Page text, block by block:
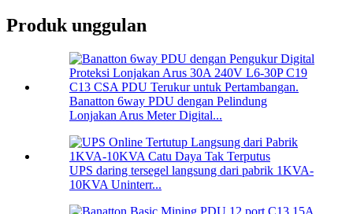
Produk unggulan
Banatton 6way PDU dengan Pelindung
Lonjakan Arus Meter Digital...
UPS daring tersegel langsung dari pabrik 1KVA-
10KVA Uninterr...